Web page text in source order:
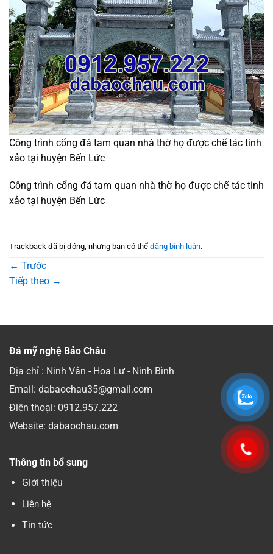
Công trình cổng đá tam quan nhà thờ họ được chế tác tinh
xảo tại huyện Bến Lức
Công trình cổng đá tam quan nhà thờ họ được chế tác tinh
xảo tại huyện Bến Lức
Trackback đã bị đóng, nhưng bạn có thể đăng bình luận.
← Trước
Tiếp theo →
Đá mỹ nghệ Bảo Châu
Địa chỉ : Ninh Vân - Hoa Lư - Ninh Bình
Email: dabaochau35@gmail.com
Điện thoại: 0912.957.222
Website: dabaochau.com
Thông tin bổ sung
Giới thiệu
Liên hệ
Tin tức